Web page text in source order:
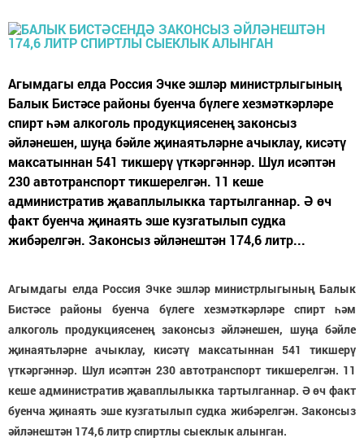
Агымдагы елда Россия Эчке эшләр министрлыгының
Балык Бистәсе районы буенча бүлеге хезмәткәрләре
спирт һәм алкоголь продукциясенең законсыз
әйләнешен, шуңа бәйле җинаятьләрне ачыклау, кисәтү
максатыннан 541 тикшерү үткәргәннәр. Шул исәптән
230 автотранспорт тикшерелгән. 11 кеше
административ җаваплылыкка тартылганнар. Ә өч
факт буенча җинаять эше кузгатылып судка
жибәрелгән. Законсыз әйләнештән 174,6 литр...
Агымдагы елда Россия Эчке эшләр министрлыгының Балык
Бистәсе районы буенча бүлеге хезмәткәрләре спирт һәм
алкоголь продукциясенең законсыз әйләнешен, шуңа бәйле
җинаятьләрне ачыклау, кисәтү максатыннан 541 тикшерү
үткәргәннәр. Шул исәптән 230 автотранспорт тикшерелгән. 11
кеше административ җаваплылыкка тартылганнар. Ә өч факт
буенча җинаять эше кузгатылып судка жибәрелгән. Законсыз
әйләнештән 174,6 литр спиртлы сыеклык алынган.